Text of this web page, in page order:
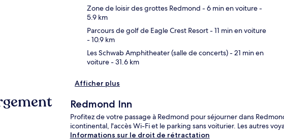
Zone de loisir des grottes Redmond - 6 min en voiture-
5.9 km
Parcours de golf de Eagle Crest Resort- 11 min en voiture
- 10.9 km
Les Schwab Amphitheater (salle de concerts)- 21 min en
voiture- 31.6 km
Afficher plus
Redmond Inn
Profitez de votre passage à Redmond pour séjourner dans
icontinental, l'accès Wi-Fi et le parking sans voiturier. Les autres
Informations sur le droit de rétractation